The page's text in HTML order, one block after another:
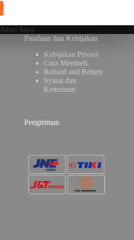
Akun Saya
Panduan dan Kebijakan
Kebijakan Privasi
Cara Membeli
Refund and Return
Syarat dan
Ketentuan
Pengiriman